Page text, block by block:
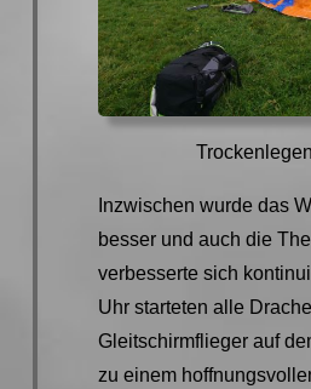
Inzwischen wurde das
besser und auch die
verbesserte sich
Uhr starteten alle
Gleitschirmflieger auf
zu einem